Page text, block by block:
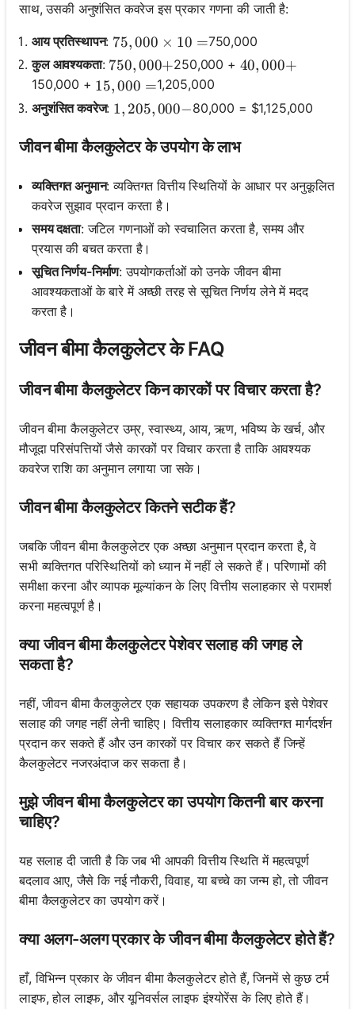
साथ, उसकी अनुशंसित कवरेज इस प्रकार गणना की जाती है:
आय प्रतिस्थापन: 75,000 \times 10 =
75,000 × 10 =750,000
कुल आवश्यकता: 750,000 +
750,000+250,000 + 40,000 +
40,000+
150,000 + 15,000 =
15,000 =1,205,000
अनुशंसित कवरेज: 1,205,000 -
1, 205,000−80,000 = $1,125,000
जीवन बीमा कैलकुलेटर के उपयोग के लाभ
व्यक्तिगत अनुमान: व्यक्तिगत वित्तीय स्थितियों के आधार पर अनुकूलित
कवरेज सुझाव प्रदान करता है।
समय दक्षता: जटिल गणनाओं को स्वचालित करता है, समय और
प्रयास की बचत करता है।
सूचित निर्णय-निर्माण: उपयोगकर्ताओं को उनके जीवन बीमा
आवश्यकताओं के बारे में अच्छी तरह से सूचित निर्णय लेने में मदद
करता है।
जीवन बीमा कैलकुलेटर के FAQ
जीवन बीमा कैलकुलेटर किन कारकों पर विचार करता है?
जीवन बीमा कैलकुलेटर उम्र, स्वास्थ्य, आय, ऋण, भविष्य के खर्च, और
मौजूदा परिसंपत्तियों जैसे कारकों पर विचार करता है ताकि आवश्यक
कवरेज राशि का अनुमान लगाया जा सके।
जीवन बीमा कैलकुलेटर कितने सटीक हैं?
जबकि जीवन बीमा कैलकुलेटर एक अच्छा अनुमान प्रदान करता है, वे
सभी व्यक्तिगत परिस्थितियों को ध्यान में नहीं ले सकते हैं। परिणामों की
समीक्षा करना और व्यापक मूल्यांकन के लिए वित्तीय सलाहकार से परामर्श
करना महत्वपूर्ण है।
क्या जीवन बीमा कैलकुलेटर पेशेवर सलाह की जगह ले
सकता है?
नहीं, जीवन बीमा कैलकुलेटर एक सहायक उपकरण है लेकिन इसे पेशेवर
सलाह की जगह नहीं लेनी चाहिए। वित्तीय सलाहकार व्यक्तिगत मार्गदर्शन
प्रदान कर सकते हैं और उन कारकों पर विचार कर सकते हैं जिन्हें
कैलकुलेटर नजरअंदाज कर सकता है।
मुझे जीवन बीमा कैलकुलेटर का उपयोग कितनी बार करना
चाहिए?
यह सलाह दी जाती है कि जब भी आपकी वित्तीय स्थिति में महत्वपूर्ण
बदलाव आए, जैसे कि नई नौकरी, विवाह, या बच्चे का जन्म हो, तो जीवन
बीमा कैलकुलेटर का उपयोग करें।
क्या अलग-अलग प्रकार के जीवन बीमा कैलकुलेटर होते हैं?
हाँ, विभिन्न प्रकार के जीवन बीमा कैलकुलेटर होते हैं, जिनमें से कुछ टर्म
लाइफ, होल लाइफ, और यूनिवर्सल लाइफ इंश्योरेंस के लिए होते हैं।